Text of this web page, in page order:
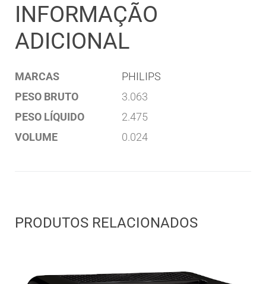
INFORMAÇÃO
ADICIONAL
MARCAS
PHILIPS
PESO BRUTO
3.063
PESO LÍQUIDO
2.475
VOLUME
0.024
PRODUTOS RELACIONADOS